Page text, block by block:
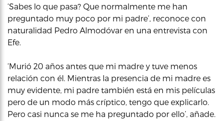
‘Sabes lo que pasa? Que normalmente me han
preguntado muy poco por mi padre’, reconoce con
naturalidad Pedro Almodóvar en una entrevista con
Efe.
‘Murió 20 años antes que mi madre y tuve menos
relación con él. Mientras la presencia de mi madre es
muy evidente, mi padre también está en mis películas
pero de un modo más críptico, tengo que explicarlo.
Pero casi nunca se me ha preguntado por ello’, añade.